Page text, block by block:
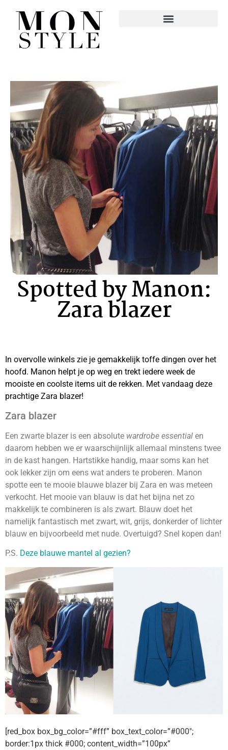
Spotted by Manon:
Zara blazer
In overvolle winkels zie je gemakkelijk toffe dingen over het
hoofd. Manon helpt je op weg en trekt iedere week de
mooiste en coolste items uit de rekken. Met vandaag deze
prachtige Zara blazer!
Zara blazer
Een zwarte blazer is een absolute wardrobe essential en
daarom hebben we er waarschijnlijk allemaal minstens twee
in de kast hangen. Hartstikke handig, maar soms kan het
ook lekker zijn om eens wat anders te proberen. Manon
spotte een te mooie blauwe blazer bij Zara en was meteen
verkocht. Het mooie van blauw is dat het bijna net zo
makkelijk te combineren is als zwart. Blauw doet het
namelijk fantastisch met zwart, wit, grijs, donkerder of lichter
blauw en bijvoorbeeld met nude. Overtuigd? Snel kopen dan!
P.S. Deze blauwe mantel al gezien?
[red_box box_bg_color=”#fff” box_text_color=”#000″;
border:1px thick #000; content_width=”100px”